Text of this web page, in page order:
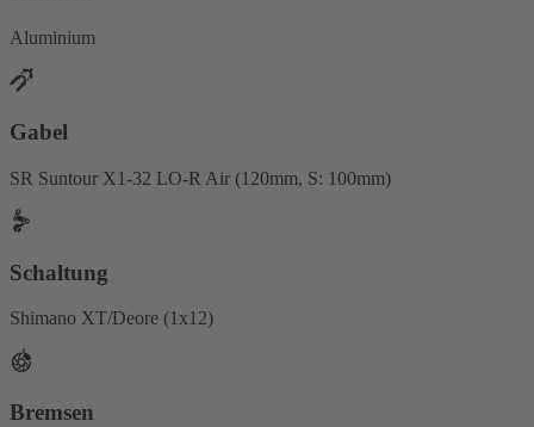
Aluminium
Gabel
SR Suntour X1-32 LO-R Air (120mm, S: 100mm)
Schaltung
Shimano XT/Deore (1x12)
Bremsen